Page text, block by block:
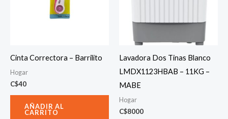
Cinta Correctora – Barrilito
Hogar
C$40
AÑADIR AL
CARRITO
Lavadora Dos Tinas Blanco
LMDX1123HBAB – 11KG –
MABE
Hogar
C$8000